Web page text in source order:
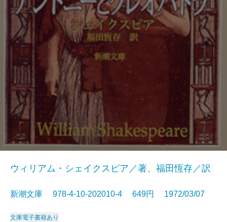
ウィリアム・シェイクスピア／著、福田恆存／訳
新潮文庫 978-4-10-202010-4 649円 1972/03/07
文庫電子書籍あり